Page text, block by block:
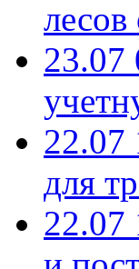
23.07
22.07
для
22.07